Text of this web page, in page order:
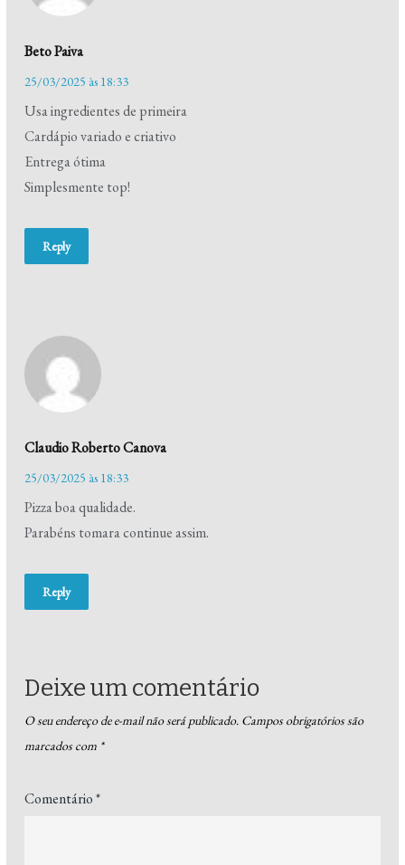
Beto Paiva
25/03/2025 às 18:33
Usa ingredientes de primeira
Cardápio variado e criativo
Entrega ótima
Simplesmente top!
Reply
Claudio Roberto Canova
25/03/2025 às 18:33
Pizza boa qualidade.
Parabéns tomara continue assim.
Reply
Deixe um comentário
O seu endereço de e-mail não será publicado. Campos obrigatórios são
marcados com *
Comentário*